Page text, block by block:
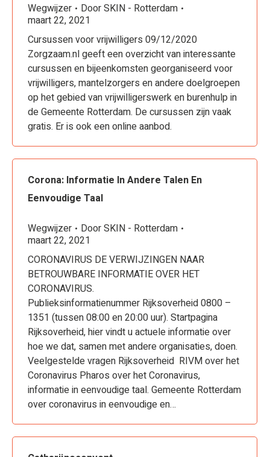
Wegwijzer DoorSKIN - Rotterdam
maart 22, 2021
Cursussen voor vrijwilligers 09/12/2020
Zorgzaam.nl geeft een overzicht van interessante
cursussen en bijeenkomsten georganiseerd voor
vrijwilligers, mantelzorgers en andere doelgroepen
op het gebied van vrijwilligerswerk en burenhulp in
de Gemeente Rotterdam. De cursussen zijn vaak
gratis. Er is ook een online aanbod.
Corona: Informatie In Andere Talen En
Eenvoudige Taal
Wegwijzer DoorSKIN - Rotterdam
maart 22, 2021
CORONAVIRUS DE VERWIJZINGEN NAAR
BETROUWBARE INFORMATIE OVER HET
CORONAVIRUS.
Publieksinformatienummer Rijksoverheid 0800 –
1351 (tussen 08:00 en 20:00 uur). Startpagina
Rijksoverheid, hier vindt u actuele informatie over
hoe we dat, samen met andere organisaties, doen.
Veelgestelde vragen Rijksoverheid RIVM over het
Coronavirus Pharos over het Coronavirus,
informatie in eenvoudige taal. Gemeente Rotterdam
over coronavirus in eenvoudige en…